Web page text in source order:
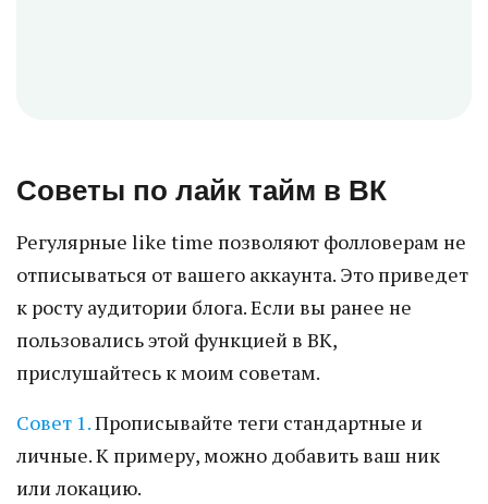
Советы по лайк тайм в ВК
Регулярные like time позволяют фолловерам не
отписываться от вашего аккаунта. Это приведет
к росту аудитории блога. Если вы ранее не
пользовались этой функцией в ВК,
прислушайтесь к моим советам.
Совет 1.Прописывайте теги стандартные и
личные. К примеру, можно добавить ваш ник
или локацию.